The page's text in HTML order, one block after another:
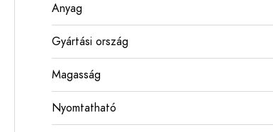
Anyag
Gyártási ország
Magasság
Nyomtatható